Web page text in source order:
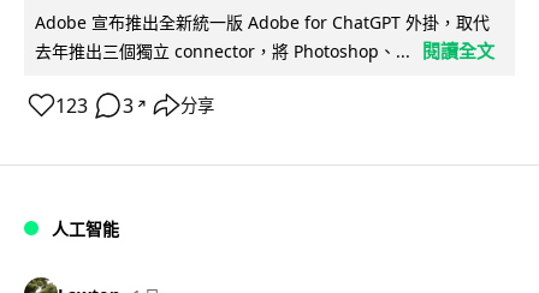
Adobe 宣布推出全新統一版 Adobe for ChatGPT 外掛，取代
去年推出三個獨立 connector，將 Photoshop、...
閱讀全文
123 3 ↗ 分享
人工智能